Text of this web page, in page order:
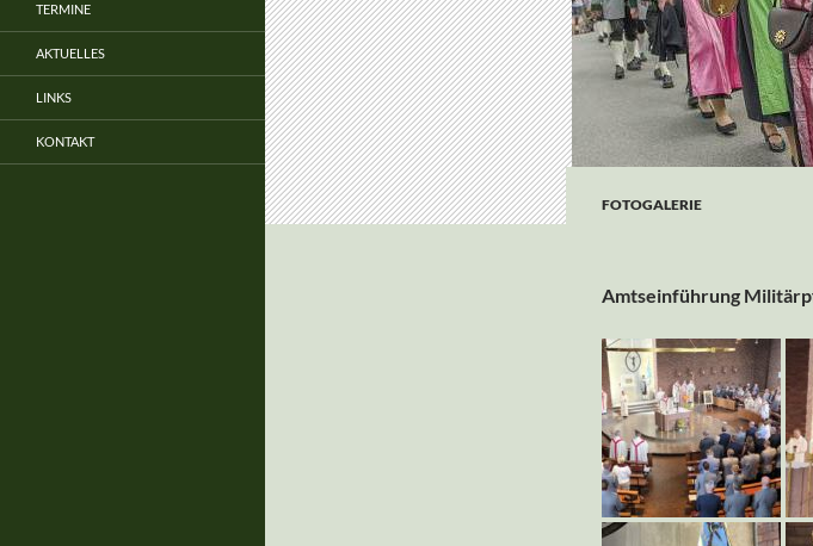
FOTOGALERIE
Amtseinführung
TERMINE
AKTUELLES
LINKS
KONTAKT